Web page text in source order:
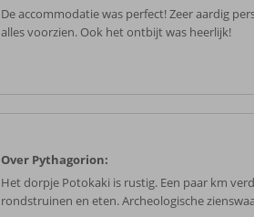
De accommodatie was perfect! Zeer aardig
alles voorzien. Ook het ontbijt was heerlijk!
Over Pythagorion:
Het dorpje Potokaki is rustig. Een paar km
rondstruinen en eten. Archeologische